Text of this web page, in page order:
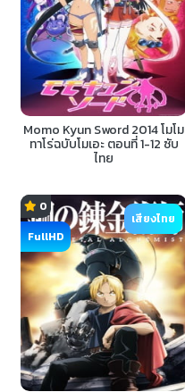
Momo Kyun Sword 2014 โมโม
ทาโร่ฉบับโมเอะ ตอนที่ 1-12 ซับ
ไทย
0
FullHD
เสียงไทย